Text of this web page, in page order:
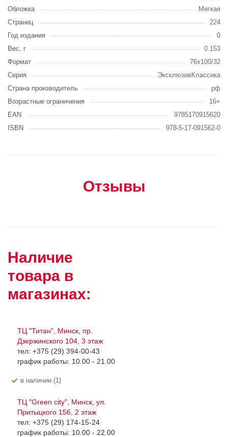
Обложка
Мягкая
Страниц
224
Год издания
0
Вес, г
0.153
Формат
76x100/32
Серия
ЭксклюзивКлассика
Страна производитель
рф
Возрастные ограничения
16+
EAN
9785170915620
ISBN
978-5-17-091562-0
Отзывы
Наличие
товара в
магазинах:
ТЦ "Титан", Минск, пр.
Дзержинского 104, 3 этаж
тел: +375 (29) 394-00-43
график работы: 10.00 - 21.00
В наличии (1)
ТЦ "Green city", Минск, ул.
Притыцкого 156, 2 этаж
тел: +375 (29) 174-15-24
график работы: 10.00 - 22.00